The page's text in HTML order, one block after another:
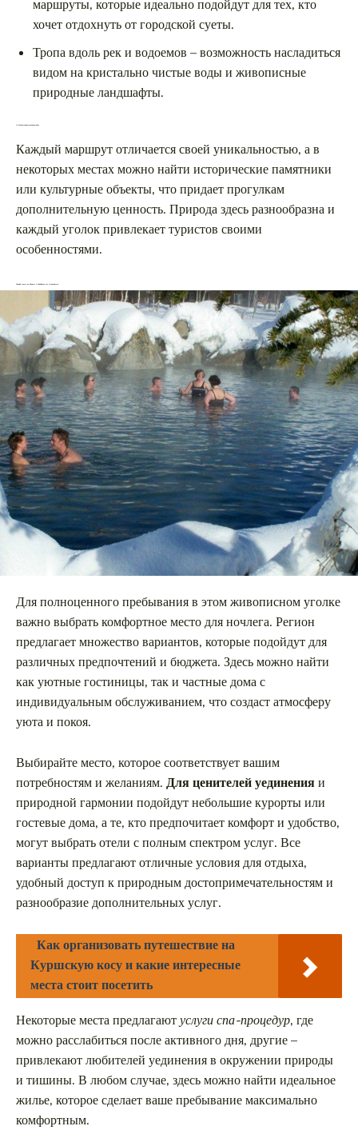
маршруты, которые идеально подойдут для тех, кто
хочет отдохнуть от городской суеты.
Тропа вдоль рек и водоемов – возможность насладиться
видом на кристально чистые воды и живописные
природные ландшафты.
Особенности прогулок по региону
Каждый маршрут отличается своей уникальностью, а в
некоторых местах можно найти исторические памятники
или культурные объекты, что придает прогулкам
дополнительную ценность. Природа здесь разнообразна и
каждый уголок привлекает туристов своими
особенностями.
Зимний отдых на Кавказе в МинВодах: где остановиться
Для полноценного пребывания в этом живописном уголке
важно выбрать комфортное место для ночлега. Регион
предлагает множество вариантов, которые подойдут для
различных предпочтений и бюджета. Здесь можно найти
как уютные гостиницы, так и частные дома с
индивидуальным обслуживанием, что создаст атмосферу
уюта и покоя.
Выбирайте место, которое соответствует вашим
потребностям и желаниям. Для ценителей уединенияи
природной гармонии подойдут небольшие курорты или
гостевые дома, а те, кто предпочитает комфорт и удобство,
могут выбрать отели с полным спектром услуг. Все
варианты предлагают отличные условия для отдыха,
удобный доступ к природным достопримечательностям и
разнообразие дополнительных услуг.
Как организовать путешествие на
Куршскую косу и какие интересные
места стоит посетить
Некоторые места предлагаютуслуги спа-процедур, где
можно расслабиться после активного дня, другие –
привлекают любителей уединения в окружении природы
и тишины. В любом случае, здесь можно найти идеальное
жилье, которое сделает ваше пребывание максимально
комфортным.